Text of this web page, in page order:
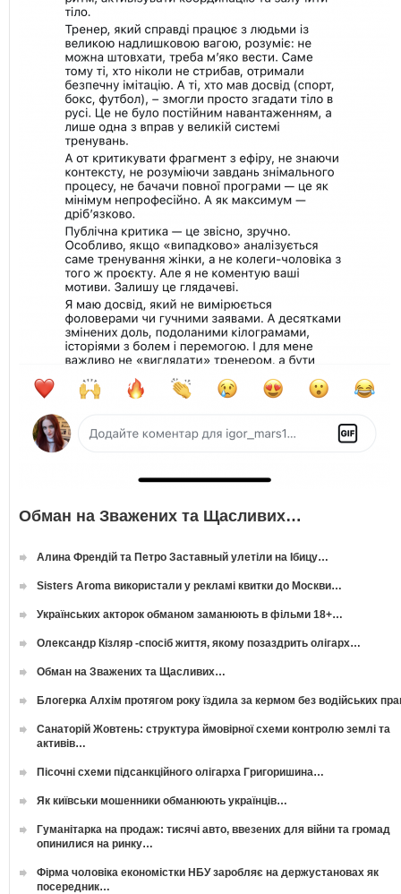
Обман на Зважених та Щасливих…
Алина Френдій та Петро Заставный улетіли на Ібицу…
Sisters Aroma використали у рекламі квитки до Москви…
Українських акторок обманом заманюють в фільми 18+…
Олександр Кізляр -спосіб життя, якому позаздрить олігарх…
Обман на Зважених та Щасливих…
Блогерка Алхім протягом року їздила за кермом без водійських
Санаторій Жовтень: структура ймовірної схеми контролю землі та
активів…
Пісочні схеми підсанкційного олігарха Григоришина…
Як київськи мошенники обманюють українців…
Гуманітарка на продаж: тисячі авто, ввезених для війни та громад
опинилися на ринку…
Фірма чоловіка економістки НБУ заробляє на держустановах як
посередник…